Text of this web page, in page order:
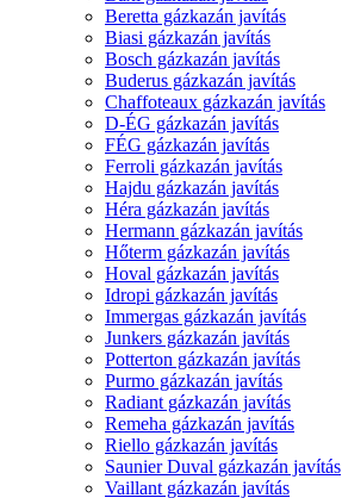
Beretta gázkazán javítás
Biasi gázkazán javítás
Bosch gázkazán javítás
Buderus gázkazán javítás
Chaffoteaux gázkazán javítás
D-ÉG gázkazán javítás
FÉG gázkazán javítás
Ferroli gázkazán javítás
Hajdu gázkazán javítás
Héra gázkazán javítás
Hermann gázkazán javítás
Hőterm gázkazán javítás
Hoval gázkazán javítás
Idropi gázkazán javítás
Immergas gázkazán javítás
Junkers gázkazán javítás
Potterton gázkazán javítás
Purmo gázkazán javítás
Radiant gázkazán javítás
Remeha gázkazán javítás
Riello gázkazán javítás
Saunier Duval gázkazán javítás
Vaillant gázkazán javítás